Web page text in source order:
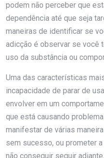
podem não perceber que
dependência até que seja
maneiras de identificar se
adicção é observar se você
uso da substância ou
Uma das características
incapacidade de parar de
envolver em um
que está causando
manifestar de várias
sem sucesso, ou prometer
não conseguir seguir adiante.